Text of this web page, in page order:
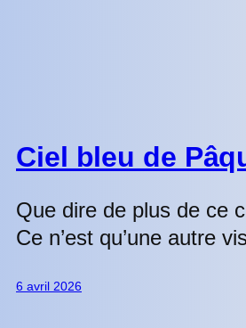
Ciel bleu de
Que dire de plus de ce
Ce n’est qu’une autre
6 avril 2026